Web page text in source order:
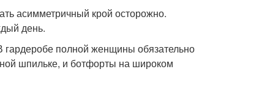
асимметричный крой осторожно.
день.
гардеробе полной женщины обязательно
шпильке, и ботфорты на широком